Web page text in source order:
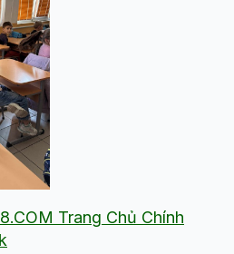
Trang Chủ Chính